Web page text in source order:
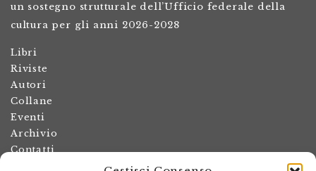
un sostegno strutturale dell’Ufficio federale della
cultura per gli anni 2026-2028
Libri
Riviste
Autori
Collane
Eventi
Archivio
Contatti